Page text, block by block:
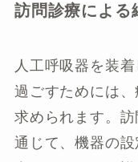
訪問診療による
人工呼吸器を装
過ごすためには
求められます。
通じて、機器の